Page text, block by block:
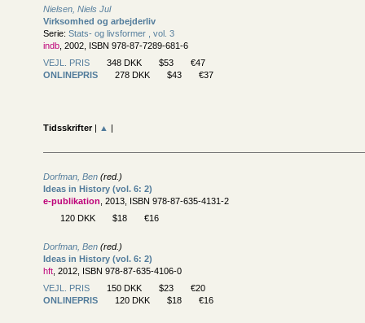
Nielsen, Niels Jul
Virksomhed og arbejderliv
Serie: Stats- og livsformer , vol. 3
indb , 2002, ISBN 978-87-7289-681-6
VEJL. PRIS
348 DKK $53
€47
ONLINEPRIS
278 DKK $43 €37
Tidsskrifter| ▲ |
Dorfman, Ben (red.)
Ideas in History (vol. 6: 2)
e-publikation , 2013, ISBN 978-87-635-4131-2
120 DKK
$18 €16
Dorfman, Ben (red.)
Ideas in History (vol. 6: 2)
hft , 2012, ISBN 978-87-635-4106-0
VEJL. PRIS
150 DKK $23
€20
ONLINEPRIS
120 DKK $18 €16